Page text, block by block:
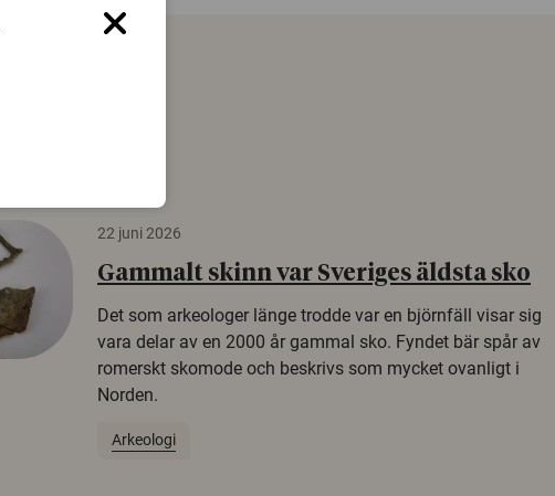
22 juni 2026
Gammalt skinn var Sveriges äldsta sko
Det som arkeologer länge trodde var en björnfäll visar sig
vara delar av en 2000 år gammal sko. Fyndet bär spår av
romerskt skomode och beskrivs som mycket ovanligt i
Norden.
Arkeologi